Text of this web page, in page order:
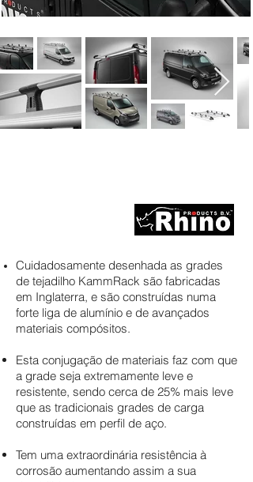
Cuidadosamente desenhada as grades
de tejadilho KammRack são fabricadas
em Inglaterra, e são construídas numa
forte liga de alumínio e de avançados
materiais compósitos.
Esta conjugação de materiais faz com que
a grade seja extremamente leve e
resistente, sendo cerca de 25% mais leve
que as tradicionais grades de carga
construídas em perfil de aço.
Tem uma extraordinária resistência à
corrosão aumentando assim a sua